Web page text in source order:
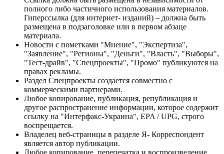
полного либо частичного использования материалов.
Гиперссылка (для интернет- изданий) – должна быть
размещена в подзаголовке или в первом абзаце
материала.
Новости с пометками "Мнение", "Экспертиза",
"Заявление", "Регионы", "Деньги", "Власть", "Выборы",
"Тест-драйв", "Спецпроекты", "Промо" публикуются на
правах рекламы.
Раздел Спецпроекты создается совместно с
коммерческими партнерами.
Любое копирование, публикация, републикация и
другое распространение информации, которое содержит
ссылку на "Интерфакс-Украина", EPA / UPG, строго
воспрещается.
Владелец веб-страницы в разделе Я- Корреспондент
является автор публикации.